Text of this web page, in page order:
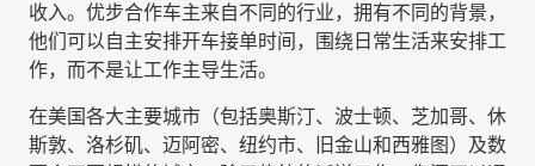
收入。优步合作车主来自不同的行业，拥有不同的背景，
他们可以自主安排开车接单时间，围绕日常生活来安排工
作，而不是让工作主导生活。
在美国各大主要城市（包括奥斯汀、波士顿、芝加哥、休
斯敦、洛杉矶、迈阿密、纽约市、旧金山和西雅图）及数